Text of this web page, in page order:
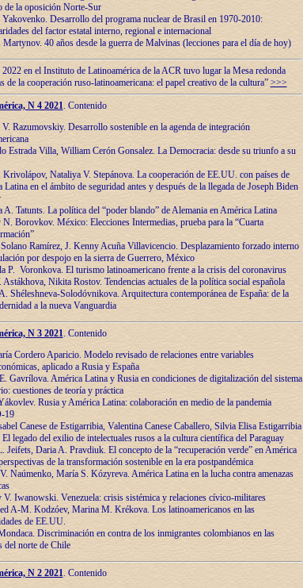
de la oposición Norte-Sur
Desarrollo del programa nuclear de Brasil en 1970-2010:
del factor estatal interno, regional e internacional
40 años desde la guerra de Malvinas (lecciones para el día de hoy)
2022 en el Instituto de Latinoamérica de la ACR tuvo lugar la Mesa redonda
de la cooperación ruso-latinoamericana: el papel creativo de la cultura” >>>
N 4 2021. Contenido
Razumovskiy. Desarrollo sostenible en la agenda de integración
Estrada Villa, William Cerón Gonsalez. La Democracia: desde su triunfo a su
Nataliya V. Stepánova. La cooperación de EE.UU. con países de
Latina en el ámbito de seguridad antes y después de la llegada de Joseph Biden
A. Tatunts. La política del “poder blando” de Alemania en América Latina
Borovkov. México: Elecciones Intermedias, prueba para la “Cuarta
Ramírez, J. Kenny Acuña Villavicencio. Desplazamiento forzado interno
por despojo en la sierra de Guerrero, México
P. Voronkova. El turismo latinoamericano frente a la crisis del coronavirus
Astákhova, Nikita Rostov. Tendencias actuales de la política social española
Shéleshneva-Solodóvnikova. Arquitectura contemporánea de España: de la
a la nueva Vanguardia
N 3 2021. Contenido
Cordero Aparicio. Modelo revisado de relaciones entre variables
aplicado a Rusia y España
Gavrílova. América Latina y Rusia en condiciones de digitalización del sistema
cuestiones de teoría y práctica
Rusia y América Latina: colaboración en medio de la pandemia
19
Canese de Estigarribia, Valentina Canese Caballero, Silvia Elisa Estigarribia
El legado del exilio de intelectuales rusos a la cultura científica del Paraguay
Jeifets, Daria A. Pravdiuk. El concepto de la “recuperación verde” en América
de la transformación sostenible en la era postpandémica
Naúmenko, María S. Kózyreva. América Latina en la lucha contra amenazas
V. Iwanowski. Venezuela: crisis sistémica y relaciones cívico-militares
A-M. Kodzóev, Marina M. Krékova. Los latinoamericanos en las
de EE.UU.
Discriminación en contra de los inmigrantes colombianos en las
del norte de Chile
N 2 2021. Contenido